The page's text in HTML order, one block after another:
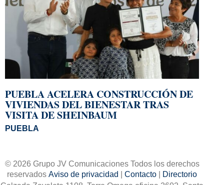
PUEBLA ACELERA CONSTRUCCIÓN DE
VIVIENDAS DEL BIENESTAR TRAS
VISITA DE SHEINBAUM
PUEBLA
© 2026 Grupo JV Comunicaciones Todos los derechos
reservados Aviso de privacidad Contacto
Directorio